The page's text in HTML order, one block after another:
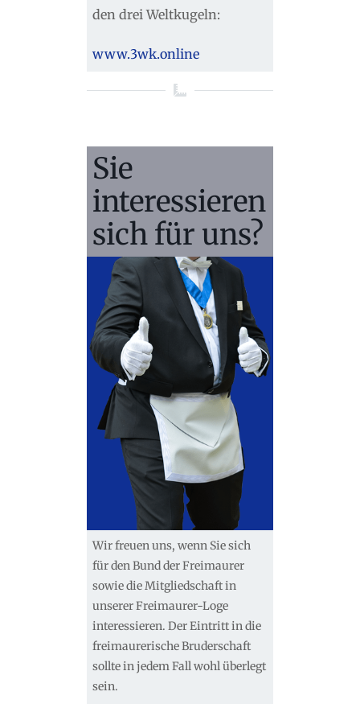
den drei Weltkugeln:
www.3wk.online
Sie
interessieren
sich für uns?
Wir freuen uns, wenn Sie sich
für den Bund der Freimaurer
sowie die Mitgliedschaft in
unserer Freimaurer-Loge
interessieren. Der Eintritt in die
freimaurerische Bruderschaft
sollte in jedem Fall wohl überlegt
sein.